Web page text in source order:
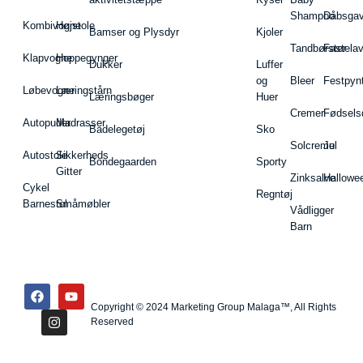
Kombivogne
Klapvogne
Løbevogne
Autopuder
Autostole
Cykel
Barnestol
Højstole
Hoppegynger
Læringstårn
Madrasser
Sikkerheds
Gitter
Småmøbler
Bamser og Plysdyr
Dukker
Læringsbøger
Badelegetøj
Bondegaarden
Kjoler
Luffer
og
Huer
Sko
Sporty
Regntøj
Shampoo
Tandbørster
Bleer
Cremer
Solcreme
Zinksalve
Vådligger
Barn
Jul
Copyright © 2024 Marketing Group Malaga™, All Rights
Reserved